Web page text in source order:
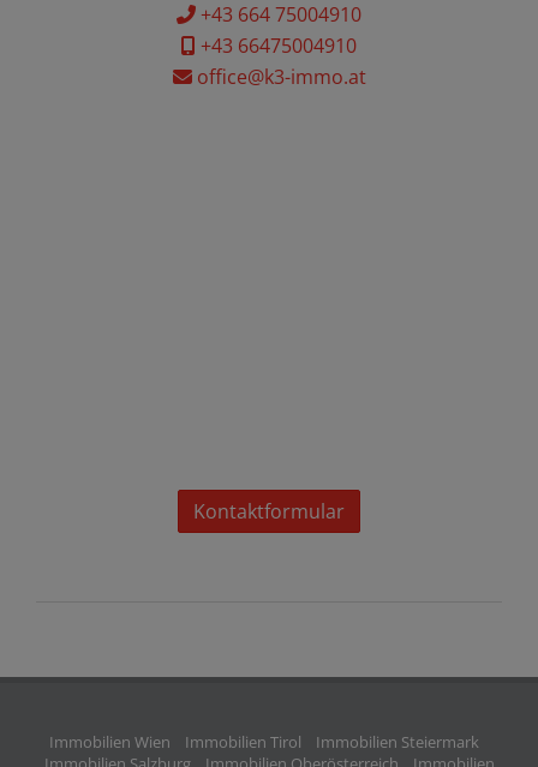
+43 664 75004910
+43 66475004910
office@k3-immo.at
Kontaktformular
Immobilien Wien Immobilien Tirol
Immobilien Steiermark